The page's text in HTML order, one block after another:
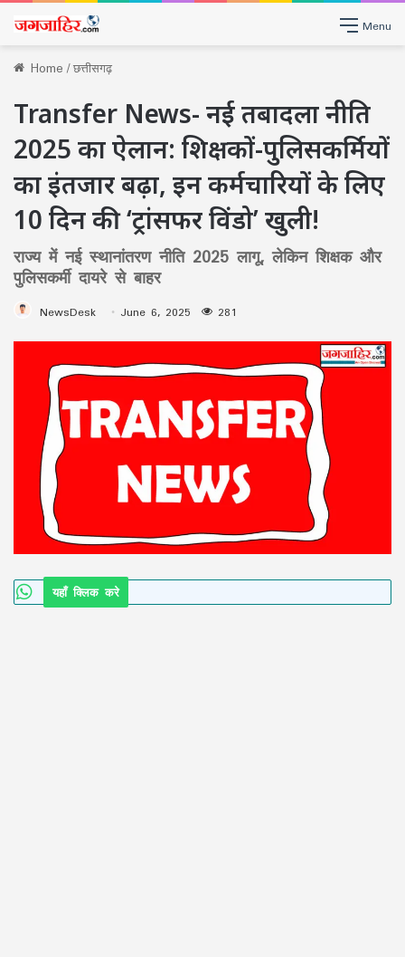
Menu
Home/छत्तीसगढ़
Transfer News- नई तबादला नीति
2025 का ऐलान: शिक्षकों-पुलिसकर्मियों
का इंतजार बढ़ा, इन कर्मचारियों के लिए
10 दिन की ‘ट्रांसफर विंडो’ खुली!
राज्य में नई स्थानांतरण नीति 2025 लागू, लेकिन शिक्षक और
पुलिसकर्मी दायरे से बाहर
NewsDesk June 6, 2025 281
यहाँ क्लिक करे